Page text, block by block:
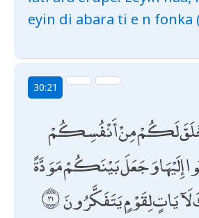
eyin di abara ti e n fonka
30:21
خَلَقَ لَكُمْ مِنْ أَنْفُسِكُمْ
إِلَيْهَا وَجَعَلَ بَيْنَكُمْ مَوَدَّةً
لَآيَاتٍ لِقَوْمٍ يَتَفَكَّرُونَ